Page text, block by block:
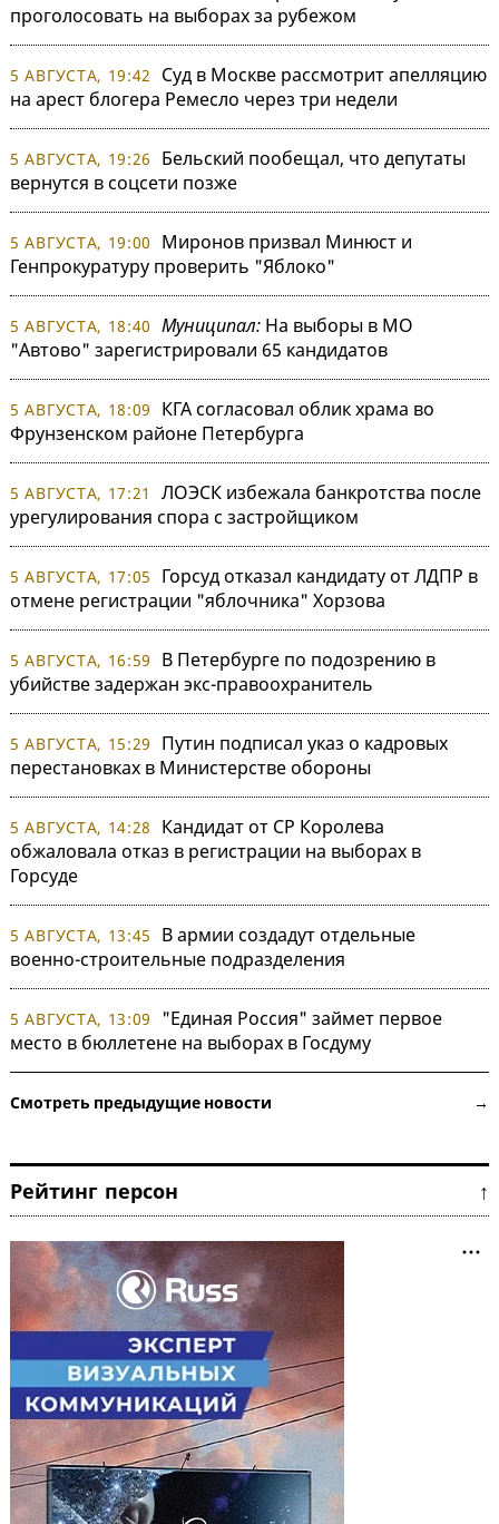
проголосовать на выборах за рубежом
5 АВГУСТА, 19:42
Суд в Москве рассмотрит апелляцию
на арест блогера Ремесло через три недели
5 АВГУСТА, 19:26
Бельский пообещал, что депутаты
вернутся в соцсети позже
5 АВГУСТА, 19:00
Миронов призвал Минюст и
Генпрокуратуру проверить "Яблоко"
5 АВГУСТА, 18:40 Муниципал: На выборы в МО
"Автово" зарегистрировали 65 кандидатов
5 АВГУСТА, 18:09
КГА согласовал облик храма во
Фрунзенском районе Петербурга
5 АВГУСТА, 17:21
ЛОЭСК избежала банкротства после
урегулирования спора с застройщиком
5 АВГУСТА, 17:05
Горсуд отказал кандидату от ЛДПР в
отмене регистрации "яблочника" Хорзова
5 АВГУСТА, 16:59
В Петербурге по подозрению в
убийстве задержан экс-правоохранитель
5 АВГУСТА, 15:29
Путин подписал указ о кадровых
перестановках в Министерстве обороны
5 АВГУСТА, 14:28
Кандидат от СР Королева
обжаловала отказ в регистрации на выборах в
Горсуде
5 АВГУСТА, 13:45
В армии создадут отдельные
военно-строительные подразделения
5 АВГУСТА, 13:09
"Единая Россия" займет первое
место в бюллетене на выборах в Госдуму
Смотреть предыдущие новости →
Рейтинг персон ↑